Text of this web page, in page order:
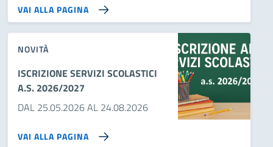
VAI ALLA PAGINA
NOVITÀ
ISCRIZIONE SERVIZI SCOLASTICI
A.S. 2026/2027
DAL 25.05.2026 AL 24.08.2026
VAI ALLA PAGINA